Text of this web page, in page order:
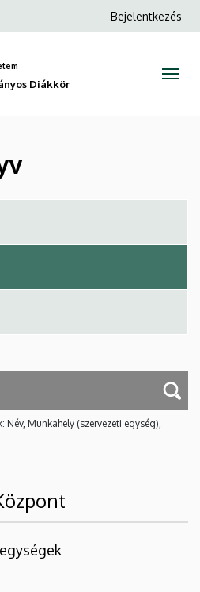
Anonim
Bejelentkezés
Diákkör
Név, Munkahely (szervezeti egység),